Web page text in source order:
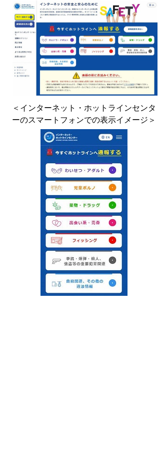
＜インターネット・ホットラインセンタ
ーのスマートフォンでの表示イメージ＞